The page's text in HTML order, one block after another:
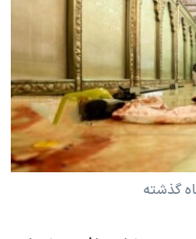
گذشته